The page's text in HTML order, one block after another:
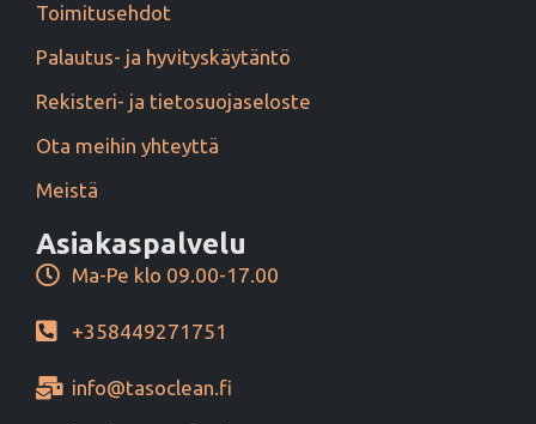
Toimitusehdot
Palautus- ja hyvityskäytäntö
Rekisteri- ja tietosuojaseloste
Ota meihin yhteyttä
Meistä
Asiakaspalvelu
Ma-Pe klo 09.00-17.00
+358449271751
info@tasoclean.fi